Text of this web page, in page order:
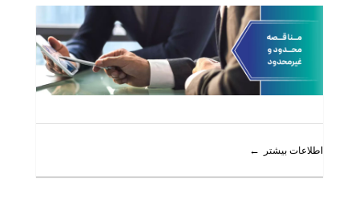
اطلاعات بیشتر